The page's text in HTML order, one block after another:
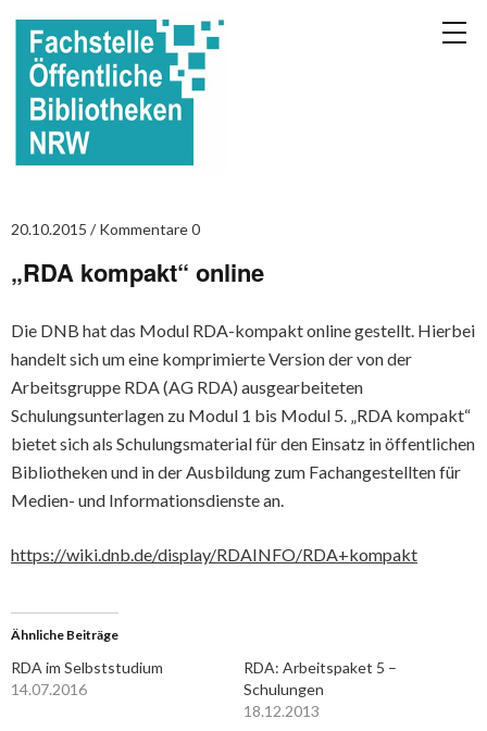
20.10.2015 Kommentare 0
„RDA kompakt“ online
Die DNB hat das Modul RDA-kompakt online gestellt. Hierbei
handelt sich um eine komprimierte Version der von der
Arbeitsgruppe RDA (AG RDA) ausgearbeiteten
Schulungsunterlagen zu Modul 1 bis Modul 5. „RDA kompakt“
bietet sich als Schulungsmaterial für den Einsatz in öffentlichen
Bibliotheken und in der Ausbildung zum Fachangestellten für
Medien- und Informationsdienste an.
https://wiki.dnb.de/display/RDAINFO/RDA+kompakt
Ähnliche Beiträge
RDA im Selbststudium
14.07.2016
RDA: Arbeitspaket 5 –
Schulungen
18.12.2013